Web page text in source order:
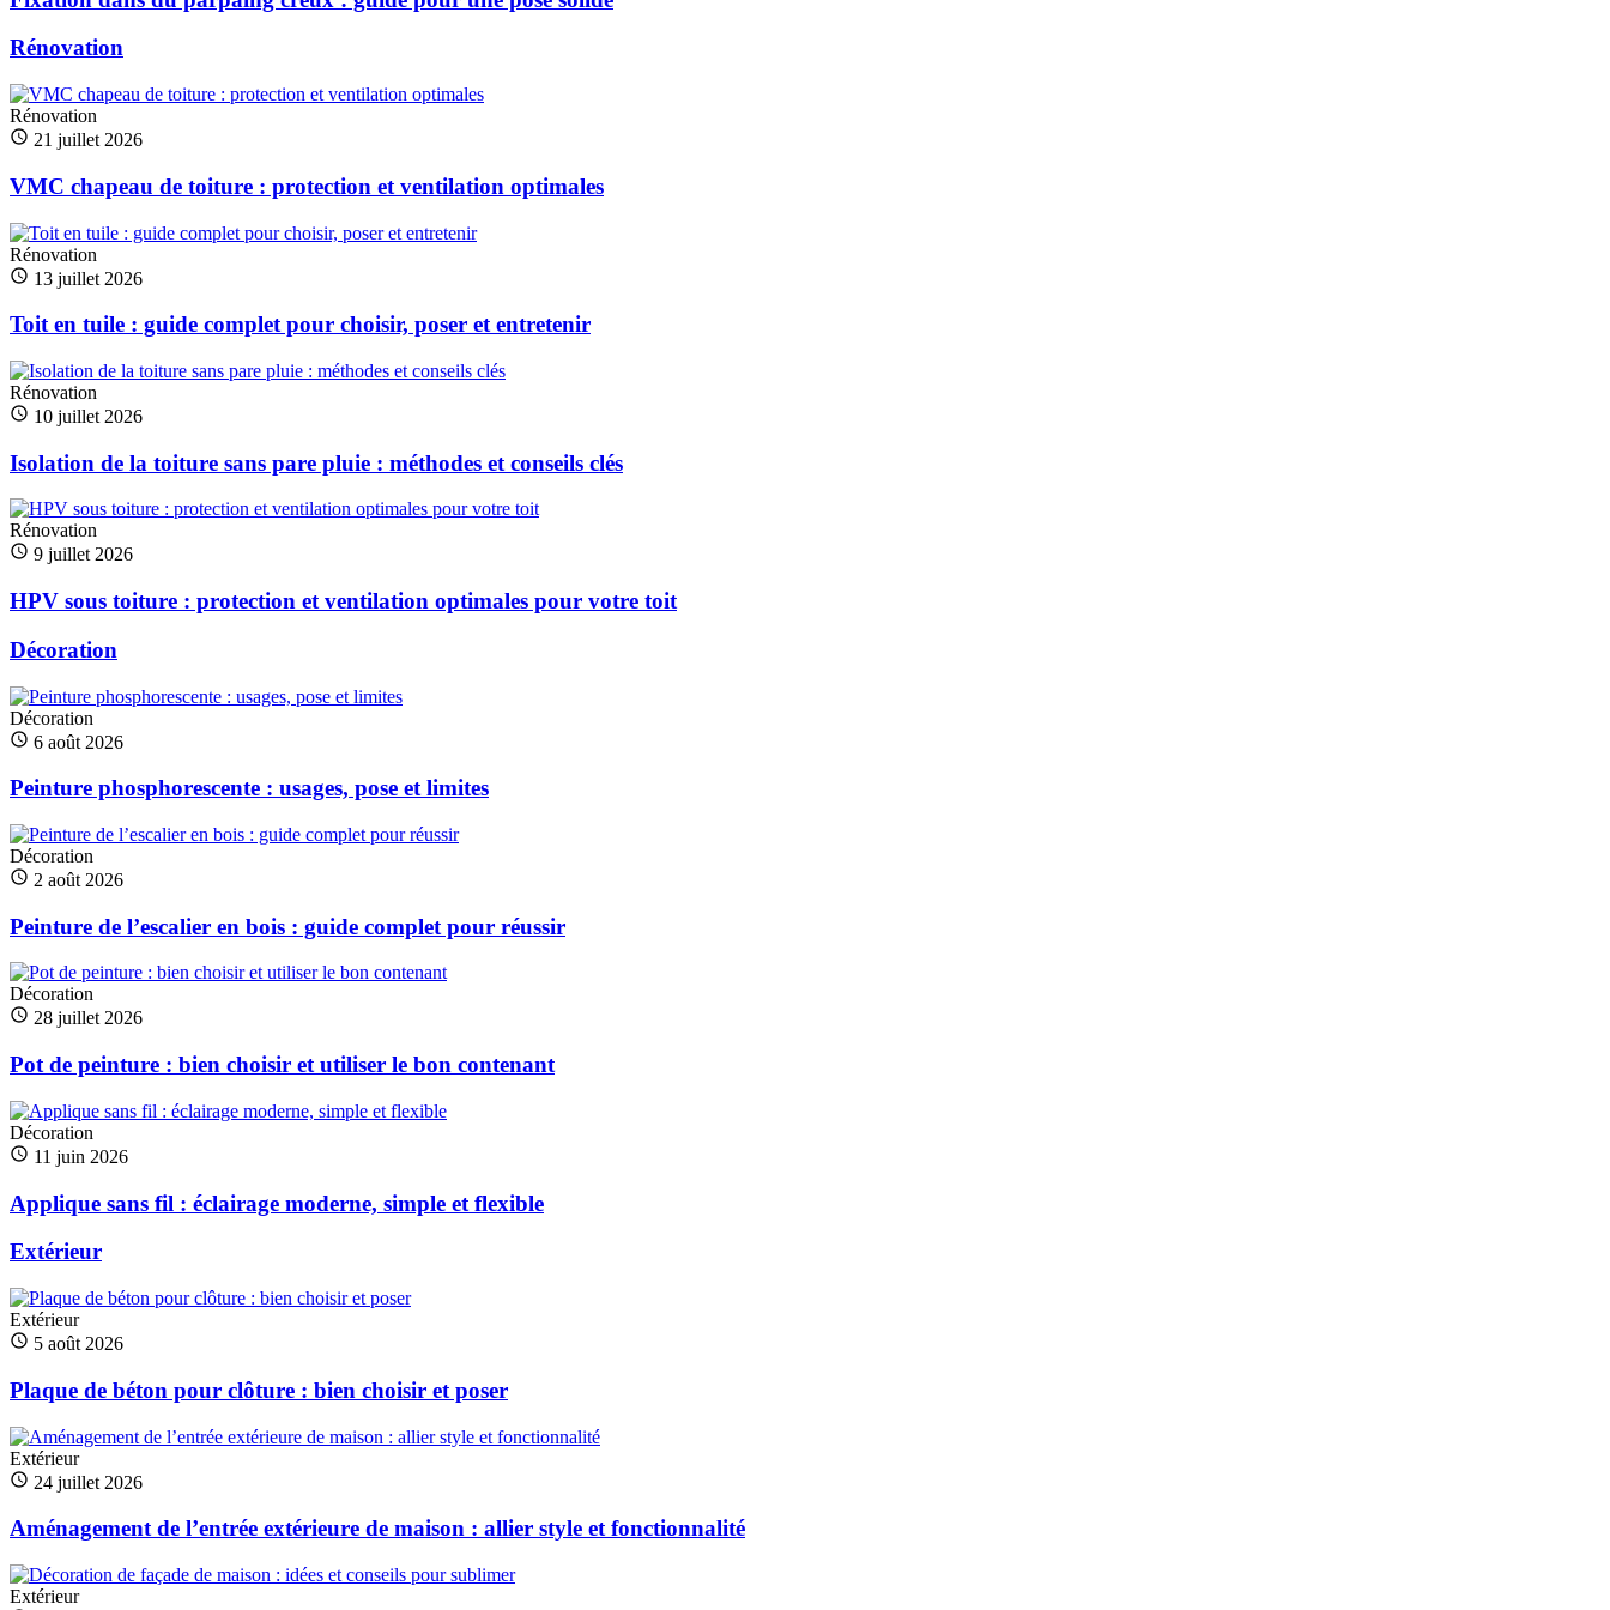
Rénovation
Rénovation
21 juillet 2026
VMC chapeau de toiture : protection et ventilation optimales
Rénovation
13 juillet 2026
Toit en tuile : guide complet pour choisir, poser et entretenir
Rénovation
10 juillet 2026
Isolation de la toiture sans pare pluie : méthodes et conseils clés
Rénovation
9 juillet 2026
HPV sous toiture : protection et ventilation optimales pour votre toit
Décoration
Décoration
6 août 2026
Peinture phosphorescente : usages, pose et limites
Décoration
2 août 2026
Peinture de l’escalier en bois : guide complet pour réussir
Décoration
28 juillet 2026
Pot de peinture : bien choisir et utiliser le bon contenant
Décoration
11 juin 2026
Applique sans fil : éclairage moderne, simple et flexible
Extérieur
Extérieur
5 août 2026
Plaque de béton pour clôture : bien choisir et poser
Extérieur
24 juillet 2026
Aménagement de l’entrée extérieure de maison : allier style et fonctionnalité
Extérieur